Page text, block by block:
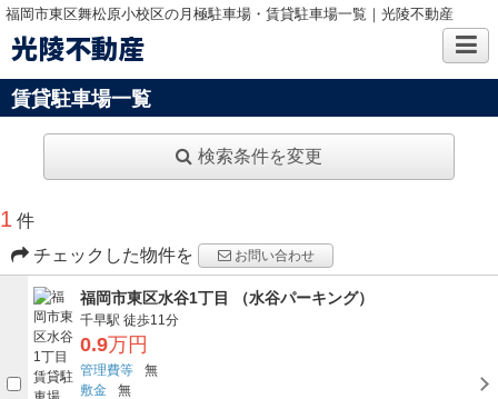
福岡市東区舞松原小校区の月極駐車場・賃貸駐車場一覧｜光陵不動産
光陵不動産
賃貸駐車場一覧
検索条件を変更
1 件
チェックした物件を
お問い合わせ
福岡市東区水谷1丁目 （水谷パーキング）
千早駅 徒歩11分
0.9万円
管理費等
無
敷金
無